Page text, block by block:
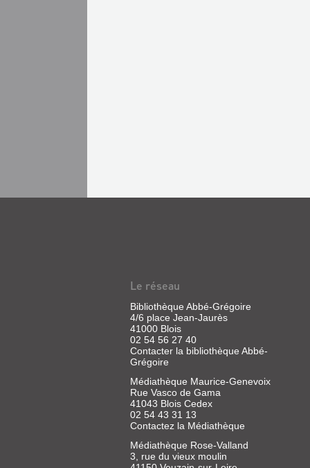
Le réseau
Bibliothèque Abbé-Grégoire
4/6 place Jean-Jaurès
41000 Blois
02 54 56 27 40
Contacter la bibliothèque Abbé-
Grégoire
Médiathèque Maurice-Genevoix
Rue Vasco de Gama
41043 Blois Cedex
02 54 43 31 13
Contactez la Médiathèque
Médiathèque Rose-Valland
3, rue du vieux moulin